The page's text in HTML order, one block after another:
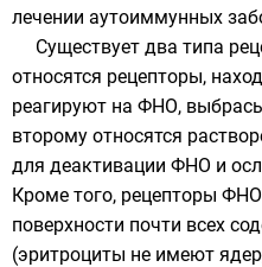
лечении аутоиммунных
Существует два типа
относятся рецепторы,
реагируют на ФНО,
второму относятся
для деактивации ФНО и
Кроме того, рецепторы
поверхности почти всех
(эритроциты не имеют